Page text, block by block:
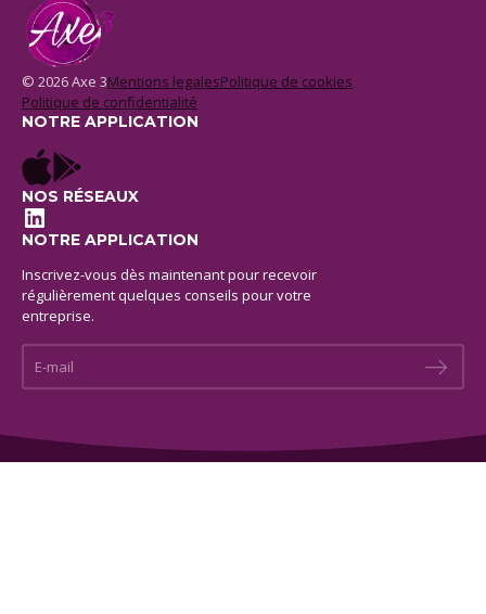
© 2026 Axe 3Mentions legalesPolitique de cookies
Politique de confidentialité
NOTRE APPLICATION
NOS RÉSEAUX
LinkedIn
NOTRE APPLICATION
Inscrivez-vous dès maintenant pour recevoir
régulièrement quelques conseils pour votre
entreprise.